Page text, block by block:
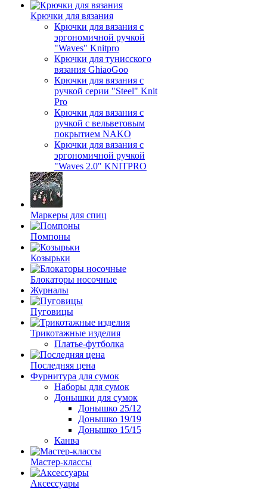
Крючки для вязания
Крючки для вязания с
эргономичной ручкой
"Waves" Knitpro
Крючки для тунисского
вязания GhiaoGoo
Крючки для вязания с
ручкой серии "Steel" Knit
Pro
Крючки для вязания с
ручкой с вельветовым
покрытием NAKO
Крючки для вязания с
эргономичной ручкой
"Waves 2.0" KNITPRO
Маркеры для спиц
Помпоны
Козырьки
Блокаторы носочные
Журналы
Пуговицы
Трикотажные изделия
Платье-футболка
Последняя цена
Фурнитура для сумок
Наборы для сумок
Донышки для сумок
Донышко 25/12
Донышко 19/19
Донышко 15/15
Канва
Мастер-классы
Аксессуары